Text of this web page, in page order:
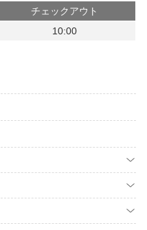
チェックアウト
10:00